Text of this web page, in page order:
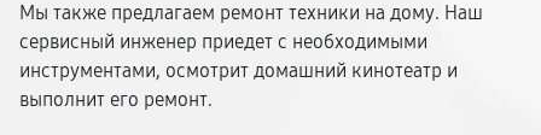
Мы также предлагаем ремонт техники на дому. Наш
сервисный инженер приедет с необходимыми
инструментами, осмотрит домашний кинотеатр и
выполнит его ремонт.